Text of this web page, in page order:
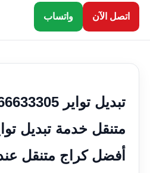
اتصل الآن واتساب
متنقل خدمة تبديل
أفضل كراج متنقل